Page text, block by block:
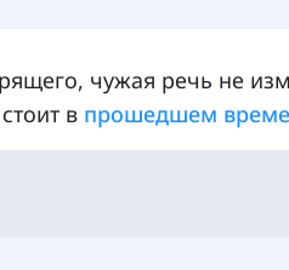
чужая речь не
в прошедшем